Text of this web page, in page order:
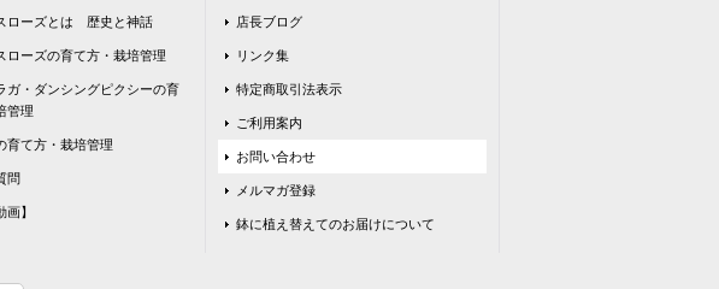
ローズとは 歴史と神話
ローズの育て方・栽培管理
ガ・ダンシングピクシーの育
管理
育て方・栽培管理
問
】
店長ブログ
リンク集
特定商取引法表示
ご利用案内
お問い合わせ
メルマガ登録
鉢に植え替えてのお届けについて